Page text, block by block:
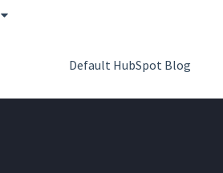
Mostrar submenu para traduções
Default HubSpot Blog